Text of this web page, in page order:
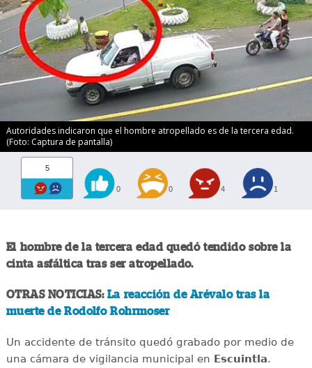
Autoridades indicaron que el hombre atropellado es de la tercera edad.
(Foto: Captura de pantalla)
5
0 0 4 1
El hombre de la tercera edad quedó tendido sobre la
cinta asfáltica tras ser atropellado.
OTRAS NOTICIAS: La reacción de Arévalo tras la
muerte de Rodolfo Rohrmoser
Un accidente de tránsito quedó grabado por medio de
una cámara de vigilancia municipal en Escuintla.